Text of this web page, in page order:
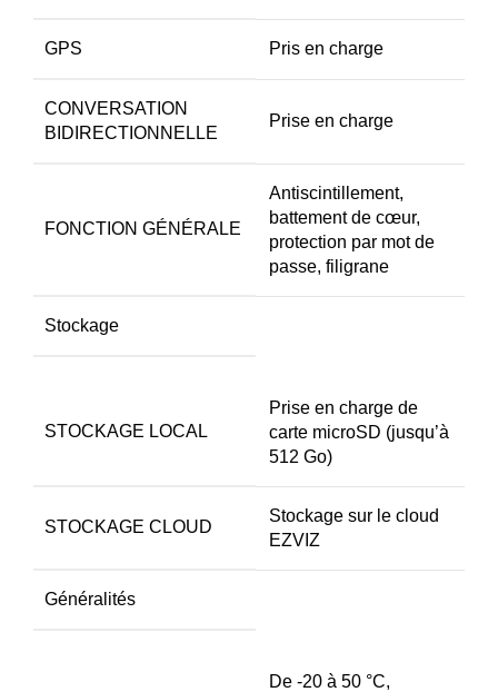
GPS Pris en charge
CONVERSATION
BIDIRECTIONNELLE
Prise en charge
FONCTION GÉNÉRALE
Antiscintillement,
battement de cœur,
protection par mot de
passe, filigrane
Stockage
STOCKAGE LOCAL
Prise en charge de
carte microSD (jusqu’à
512 Go)
STOCKAGE CLOUD
Stockage sur le cloud
EZVIZ
Généralités
De -20 à 50 °C,